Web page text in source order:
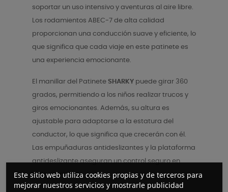
soportar un uso intensivo y aventuras al aire libre.
Los rodamientos ABEC-7 de alta calidad
proporcionan una conducción suave y eficiente, lo
que significa que cada viaje en este patinete es
una experiencia emocionante.
El manillar del Patinete SHARKY puede girar 360
grados, permitiendo a los niños realizar trucos y
giros emocionantes. Además, su altura es
ajustable para adaptarse a la estatura del
conductor, lo que significa que crecerán con él.
Las empuñaduras antideslizantes y la plataforma
antideslizante aseguran un control seguro en
todo momento.
Este sitio web utiliza cookies propias y de terceros para
mejorar nuestros servicios y mostrarle publicidad